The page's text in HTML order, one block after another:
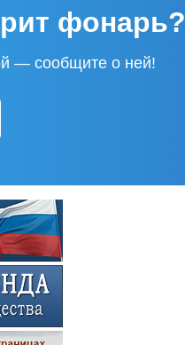
фонарь?
— сообщите о ней!